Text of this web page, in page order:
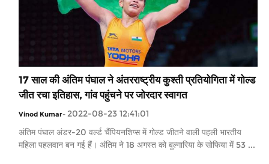
17 साल की अंतिम पंघाल ने अंतरराष्ट्रीय कुश्ती प्रतियोगिता में गोल्ड
जीत रचा इतिहास, गांव पहुंचने पर जोरदार स्वागत
Vinod Kumar- 2022-08-23 12:41:01
अंतिम पंघाल अंडर-20 वर्ल्‍ड चैंपियनशिप्‍स में गोल्‍ड जीतने वाली पहली भारतीय
महिला पहलवान बन गई हैं। अंतिम ने 18 अगस्त को बुल्‍गारिया के सोफिया में 53 ...